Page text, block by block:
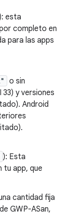
): esta
completo en
para las apps
o sin
33) y versiones
Android
): Esta
tu app, que
cantidad fija
GWP-ASan,